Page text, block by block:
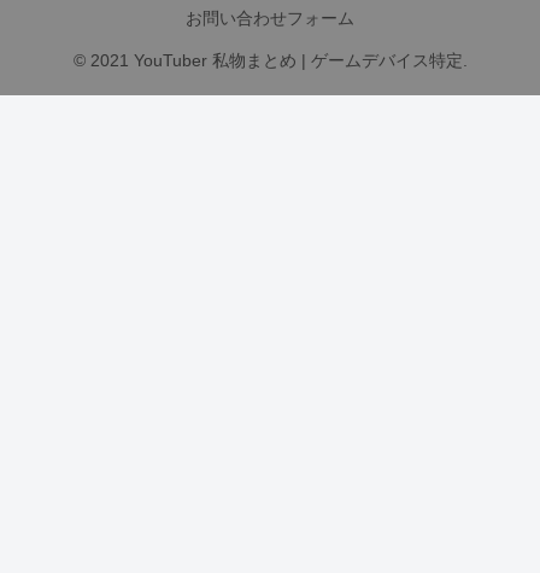
お問い合わせフォーム
© 2021 YouTuber 私物まとめ | ゲームデバイス特定.